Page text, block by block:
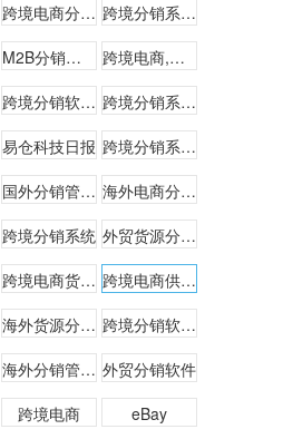
跨境电商分销系统,跨境分销系统,M2B分销系统
跨境分销系统,跨境电商分销软件,M2B分销系统
M2B分销系统,跨境电商分销软件,跨境分销系统
跨境电商,跨境分销系统,跨境电商分销软件,M2B分销系统
跨境分销软件哪家好
跨境分销系统哪个最好
易仓科技日报
跨境分销系统公司
国外分销管理专家供应商
海外电商分销系统供应商
跨境分销系统
外贸货源分销平台
跨境电商货源分销系统
跨境电商供货平台系统
海外货源分销系统
跨境分销软件公司
海外分销管理专家公司 外贸分销软件
跨境电商
eBay